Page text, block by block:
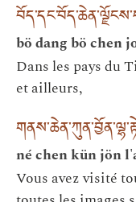
bö dang bö chen
Dans les pays du
et ailleurs,
né chen kün jön
Vous avez visité